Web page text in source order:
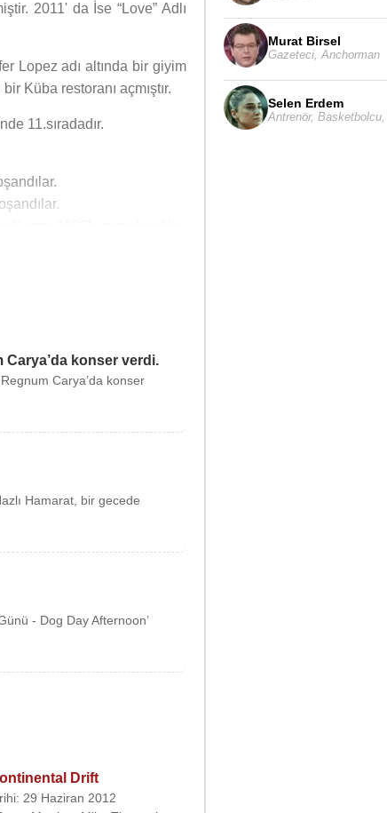
2011' da İse “Love” Adlı
Lopez adı altında bir giyim
Küba restoranı açmıştır.
11.sıradadır.
Carya’da konser verdi.
Carya’da konser
Hamarat, bir gecede
- Dog Day Afternoon’
Drift
29 Haziran 2012
Murat Birsel
Gazeteci Anchorman
Selen Erdem
Antrenör, Basketbolcu